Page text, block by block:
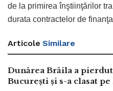
de la primirea înştiinţărilor
durata contractelor de
Articole Similare
Dunărea Brăila a
București și s-a clasat